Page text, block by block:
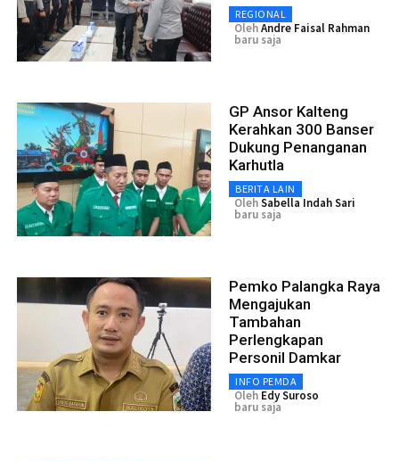
REGIONAL
OlehAndre Faisal Rahman
baru saja
GP Ansor Kalteng
Kerahkan 300 Banser
Dukung Penanganan
Karhutla
BERITA LAIN
OlehSabella Indah Sari
baru saja
Pemko Palangka Raya
Mengajukan
Tambahan
Perlengkapan
Personil Damkar
INFO PEMDA
Oleh Edy Suroso
baru saja